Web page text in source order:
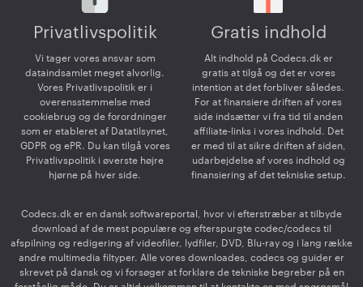
Privatlivspolitik
Vi tager vores ansvar som
dataindsamlet meget alvorlig.
Vores Privatlivspolitik er i
overensstemmelse med
cookiebrug og de forordninger
som er etableret af Datatilsynet,
GDPR og ePR. Du kan tilgå vores
Privatlivspolitik i øverste højre
hjørne på hver side.
Gratis indhold
Alt indhold på Codecs.dk er
gratis at tilgå og det er vores
intention at det forbliver således.
For at finansiere driften af vores
side indsætter vi fra tid til anden
affiliate-links i vores indhold. Det
er med til at sikre driften af siden,
udarbejdelse af vores indhold og
finansiering af det tekniske setup.
Codecs.dk er en dansk softwareportal, hvor vi efterstræber at tilbyde
download af de mest populære og efterspurgte codec/codecs til
afspilning og redigering af videofiler, lydfiler, DVD, Blu-ray og i lang række
andre multimedia filtyper. Alle vores downloades, codecs og guider er
skrevet på dansk og vi forsøger at forklare de tekniske begreber på en